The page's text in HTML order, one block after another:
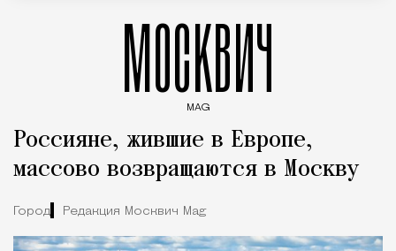
МОСКВИЧ
MAG
Россияне, жившие в Европе,
массово возвращаются в Москву
Город Редакция Москвич Mag